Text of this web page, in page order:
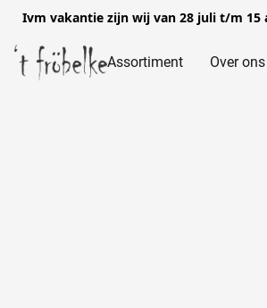
Ivm vakantie zijn wij van 28 juli t/m 15
Assortiment Over ons